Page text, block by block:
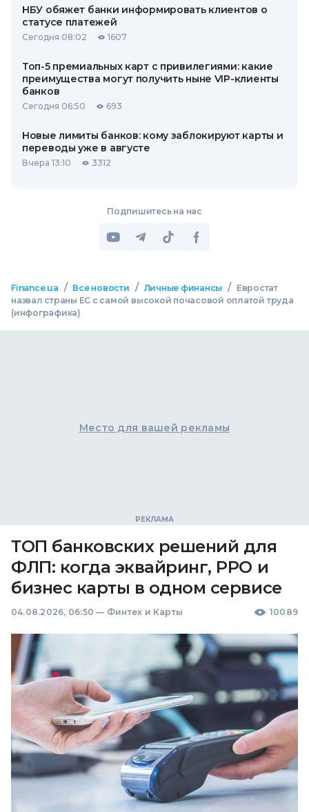
НБУ обяжет банки информировать клиентов о
статусе платежей
Сегодня 08:02 1607
Топ-5 премиальных карт с привилегиями: какие
преимущества могут получить ныне VIP-клиенты
банков
Сегодня 06:50 693
Новые лимиты банков: кому заблокируют карты и
переводы уже в августе
Вчера 13:10 3312
Подпишитесь на нас
Finance.ua / Все новости / Личные финансы /
Евростат
назвал страны ЕС с самой высокой почасовой оплатой труда
(инфографика)
Место для вашей рекламы
ТОП банковских решений для
ФЛП: когда эквайринг, РРО и
бизнес карты в одном сервисе
04.08.2026, 06:50 — Финтех и Карты 10089